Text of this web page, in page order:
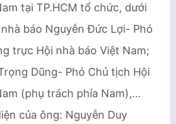
tại TP.HCM tổ chức, dưới
báo Nguyễn Đức Lợi- Phó
trực Hội nhà báo Việt Nam;
Dũng- Phó Chủ tịch Hội
(phụ trách phía Nam),…
của ông: Nguyễn Duy